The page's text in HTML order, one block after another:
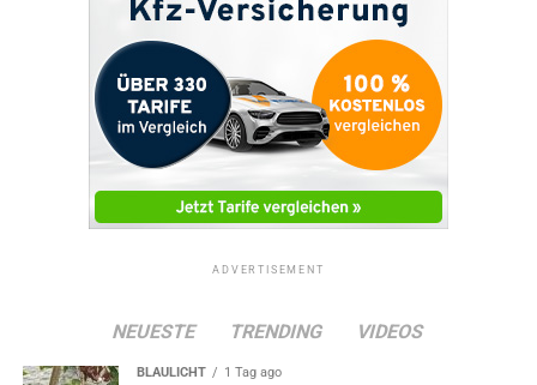
ADVERTISEMENT
NEUESTE TRENDING VIDEOS
BLAULICHT 1 Tag ago